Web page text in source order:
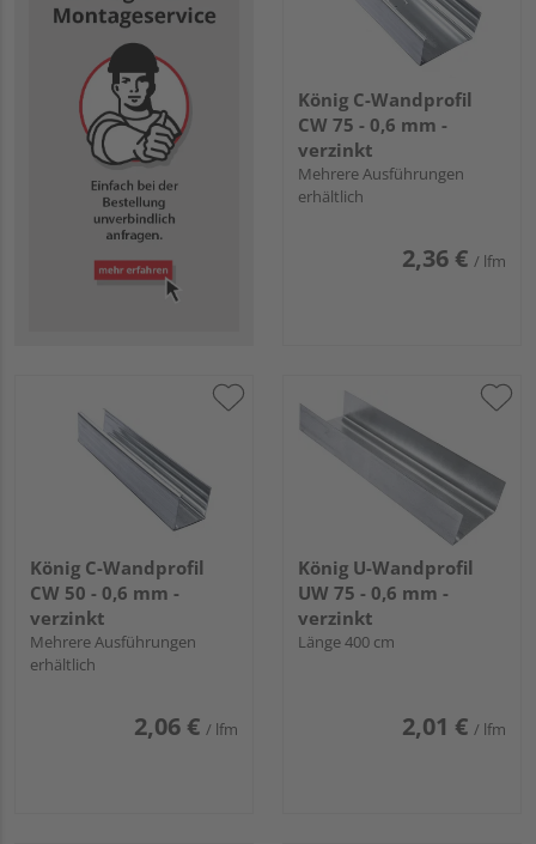
König C-Wandprofil
CW 75 - 0,6 mm -
verzinkt
Mehrere Ausführungen
erhältlich
2,36 € / lfm
König C-Wandprofil
CW 50 - 0,6 mm -
verzinkt
Mehrere Ausführungen
erhältlich
2,06 € / lfm
König U-Wandprofil
UW 75 - 0,6 mm -
verzinkt
Länge 400 cm
2,01 € / lfm